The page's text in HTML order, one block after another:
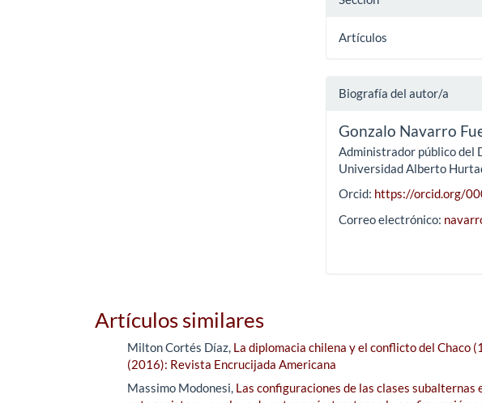
Artículos
Biografía del autor/a
Gonzalo Navarro
Administrador público del
Universidad Alberto
Orcid: https://orcid.org/
Correo electrónico:
Artículos similares
Milton Cortés Díaz, La diplomacia chilena y el conflicto del Chaco
(2016): Revista Encrucijada Americana
Massimo Modonesi, Las configuraciones de las clases subalternas